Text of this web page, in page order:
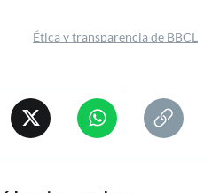
Ética y transparencia de BBCL